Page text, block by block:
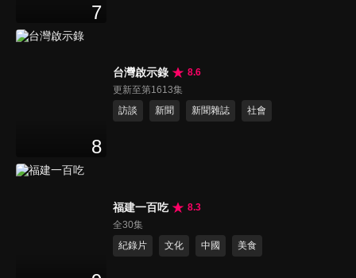
7
8
台灣啟示錄
8.6
更新至第1613集
訪談
新聞 新聞雜誌 社會
福建一百吃
8.3
全30集
紀錄片
文化 中國 美食